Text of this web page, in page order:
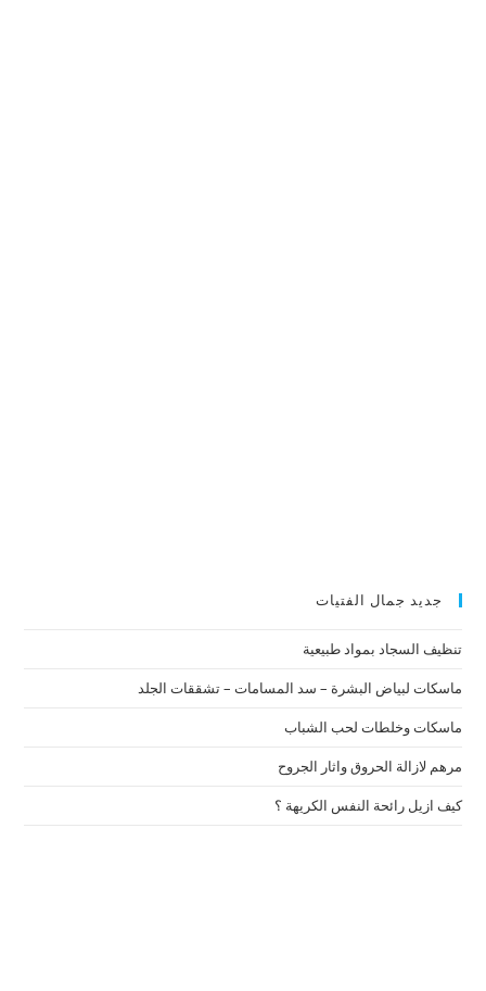
جديد جمال الفتيات
تنظيف السجاد بمواد طبيعية
ماسكات لبياض البشرة – سد المسامات – تشققات الجلد
ماسكات وخلطات لحب الشباب
مرهم لازالة الحروق واثار الجروح
كيف ازيل رائحة النفس الكريهة ؟